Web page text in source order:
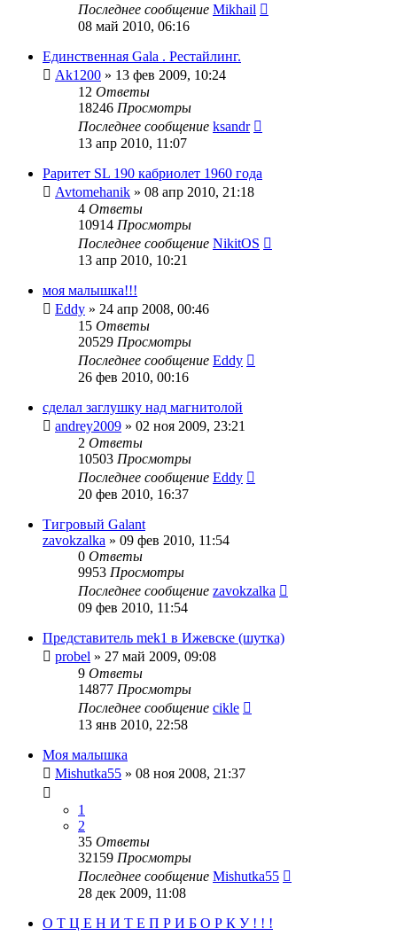
Последнее сообщение Mikhail
08 май 2010, 06:16
Единственная Gala . Рестайлинг.
Ak1200 » 13 фев 2009, 10:24
12 Ответы
18246 Просмотры
Последнее сообщение ksandr
13 апр 2010, 11:07
Раритет SL 190 кабриолет 1960 года
Avtomehanik » 08 апр 2010, 21:18
4 Ответы
10914 Просмотры
Последнее сообщение NikitOS
13 апр 2010, 10:21
моя малышка!!!
Eddy » 24 апр 2008, 00:46
15 Ответы
20529 Просмотры
Последнее сообщение Eddy
26 фев 2010, 00:16
сделал заглушку над магнитолой
andrey2009 » 02 ноя 2009, 23:21
2 Ответы
10503 Просмотры
Последнее сообщение Eddy
20 фев 2010, 16:37
Тигровый Galant
zavokzalka » 09 фев 2010, 11:54
0 Ответы
9953 Просмотры
Последнее сообщение zavokzalka
09 фев 2010, 11:54
Представитель mek1 в Ижевске (шутка)
probel » 27 май 2009, 09:08
9 Ответы
14877 Просмотры
Последнее сообщение cikle
13 янв 2010, 22:58
Моя малышка
Mishutka55 » 08 ноя 2008, 21:37
1
2
35 Ответы
32159 Просмотры
Последнее сообщение Mishutka55
28 дек 2009, 11:08
О Т Ц Е Н И Т Е П Р И Б О Р К У ! ! !